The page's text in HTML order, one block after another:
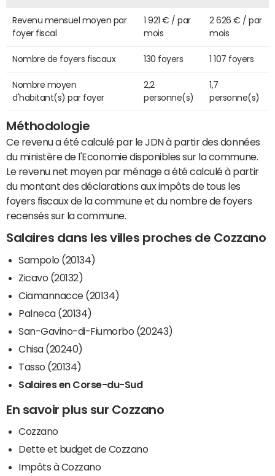
Revenu mensuel moyen par
foyer fiscal
1 921 € / par
mois
2 626 € / par
mois
Nombre de foyers fiscaux 130 foyers 1 107 foyers
Nombre moyen
d'habitant(s) par foyer
2,2
personne(s)
1,7
personne(s)
Méthodologie
Ce revenu a été calculé par le JDN à partir des données
du ministère de l'Economie disponibles sur la commune.
Le revenu net moyen par ménage a été calculé à partir
du montant des déclarations aux impôts de tous les
foyers fiscaux de la commune et du nombre de foyers
recensés sur la commune.
Salaires dans les villes proches de Cozzano
Sampolo (20134)
Zicavo (20132)
Ciamannacce (20134)
Palneca (20134)
San-Gavino-di-Fiumorbo (20243)
Chisa (20240)
Tasso (20134)
Salaires en Corse-du-Sud
En savoir plus sur Cozzano
Cozzano
Dette et budget de Cozzano
Impôts à Cozzano